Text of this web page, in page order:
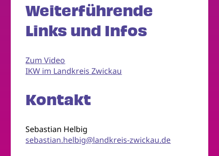
Weiterführende
Links und Infos
Zum Video
IKW im Landkreis Zwickau
Kontakt
Sebastian Helbig
sebastian.helbig@landkreis-zwickau.de